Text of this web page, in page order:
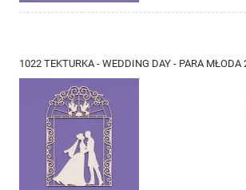
1022 TEKTURKA - WEDDING DAY - PARA MŁODA